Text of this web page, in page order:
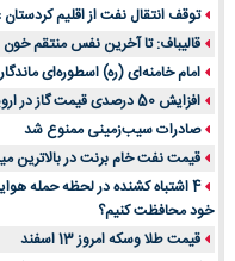
توقف انتقال نفت از اقلیم کردستان
قالیباف: تا آخرین نفس منتقم خون
امام خامنه‌ای (ره) اسطوره‌ای
افزایش 50 درصدی قیمت گاز در اروپا
صادرات سیب‌زمینی ممنوع شد
قیمت نفت خام برنت در بالاترین
4 اشتباه کشنده در لحظه حمله
خود محافظت کنیم؟
قیمت طلا وسکه امروز 13 اسفند